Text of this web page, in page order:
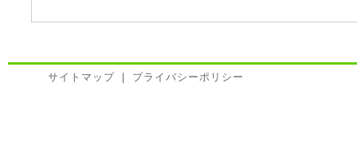
サイトマップ ｜ プライバシーポリシー